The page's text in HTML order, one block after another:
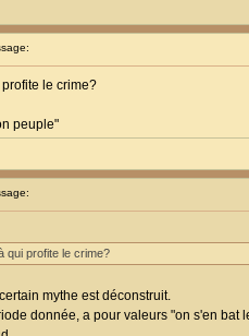
le crime?
peuple"
qui profite le crime?
mythe est déconstruit.
donnée, a pour valeurs "on s'en